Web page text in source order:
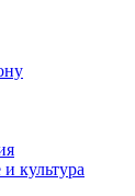
культура